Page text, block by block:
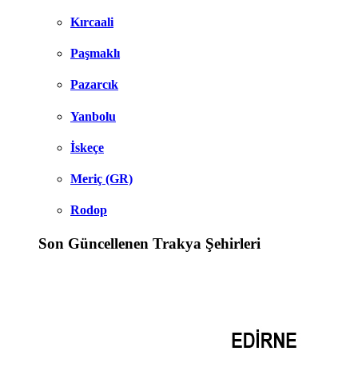
Kırcaali
Paşmaklı
Pazarcık
Yanbolu
İskeçe
Meriç (GR)
Rodop
Son Güncellenen Trakya Şehirleri